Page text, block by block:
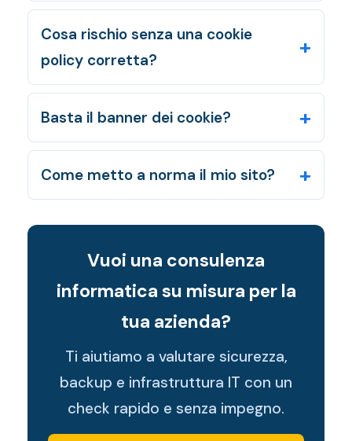
Cosa rischio senza una cookie
policy corretta?
Basta il banner dei cookie?
Come metto a norma il mio sito?
Vuoi una consulenza
informatica su misura per la
tua azienda?
Ti aiutiamo a valutare sicurezza,
backup e infrastruttura IT con un
check rapido e senza impegno.